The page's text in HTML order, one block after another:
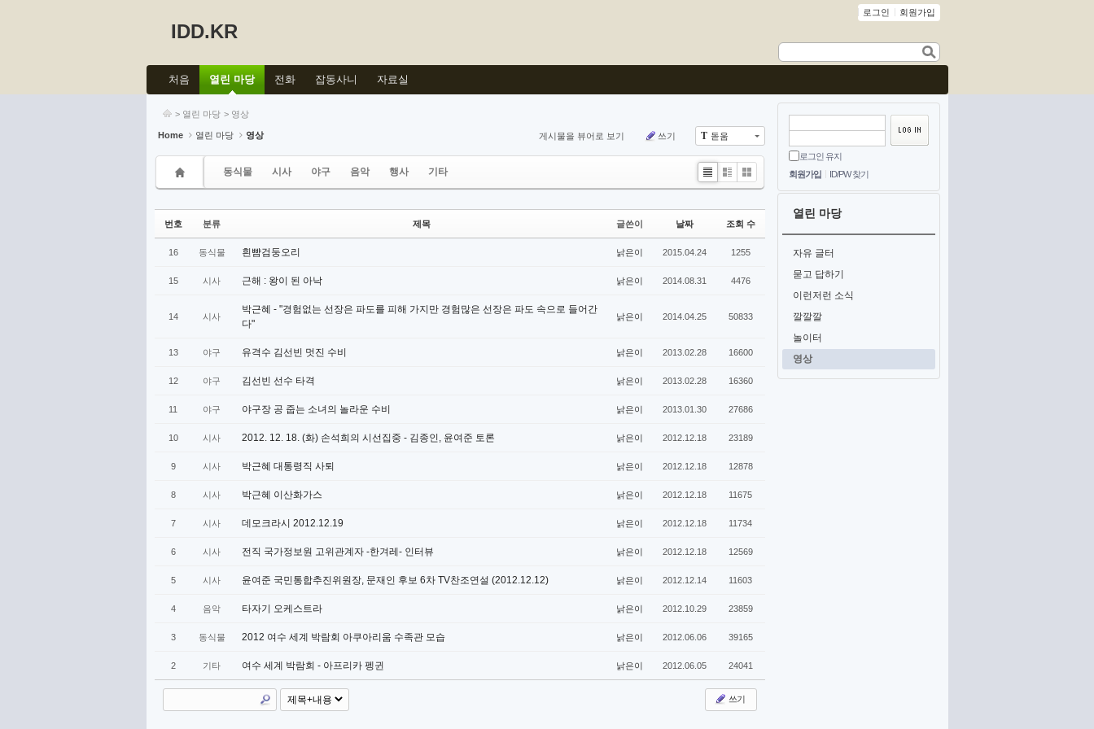
로그인 회원가입
IDD.KR
처음 열린 마당 전화 잡동사니 자료실
로그인 유지
회원가입
ID/PW 찾기
열린 마당
자유 글터
묻고 답하기
이런저런 소식
깔깔깔
놀이터
영상
> 열린 마당 > 영상
Home 열린 마당 영상 T 돋움
게시물을 뷰어로 보기 쓰기
동식물 시사 야구 음악 행사
기타
List ZineGallery
번호 분류 제목 글쓴이 날짜 조회 수
16 동식물 흰뺨검둥오리 낡은이 2015.04.24 1255
15 시사 근해 : 왕이 된 아낙 낡은이 2014.08.31 4476
14 시사
박근혜 - "경험없는 선장은 파도를 피해 가지만 경험많은 선장은 파도 속으로 들어간
다"
낡은이 2014.04.25 50833
13 야구 유격수 김선빈 멋진 수비 낡은이 2013.02.28 16600
12 야구 김선빈 선수 타격 낡은이 2013.02.28 16360
11 야구 야구장 공 줍는 소녀의 놀라운 수비 낡은이 2013.01.30 27686
10 시사 2012. 12. 18. (화) 손석희의 시선집중 - 김종인, 윤여준 토론 낡은이 2012.12.18 23189
9 시사 박근혜 대통령직 사퇴 낡은이 2012.12.18 12878
8 시사 박근혜 이산화가스 낡은이 2012.12.18 11675
7 시사 데모크라시 2012.12.19 낡은이 2012.12.18 11734
6 시사 전직 국가정보원 고위관계자 -한겨레- 인터뷰 낡은이 2012.12.18 12569
5 시사 윤여준 국민통합추진위원장, 문재인 후보 6차 TV찬조연설 (2012.12.12) 낡은이 2012.12.14 11603
4 음악 타자기 오케스트라 낡은이 2012.10.29 23859
3 동식물 2012 여수 세계 박람회 아쿠아리움 수족관 모습 낡은이 2012.06.06 39165
2 기타 여수 세계 박람회 - 아프리카 펭귄 낡은이 2012.06.05 24041
쓰기
Sketchbook5, 스케치북5
Sketchbook5, 스케치북5
Sketchbook5, 스케치북5
Sketchbook5, 스케치북5